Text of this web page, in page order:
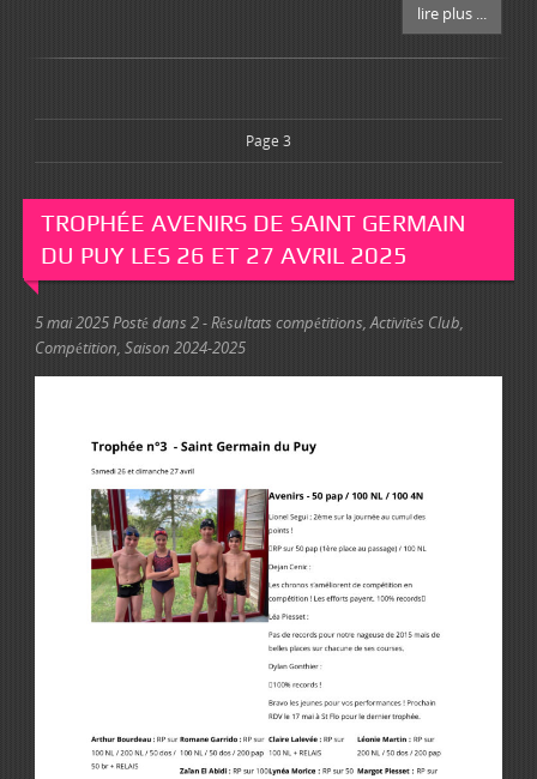
lire plus ...
Page 3
TROPHÉE AVENIRS DE SAINT GERMAIN
DU PUY LES 26 ET 27 AVRIL 2025
5 mai 2025Posté dans 2 - Résultats compétitions,Activités Club,
Compétition, Saison 2024-2025